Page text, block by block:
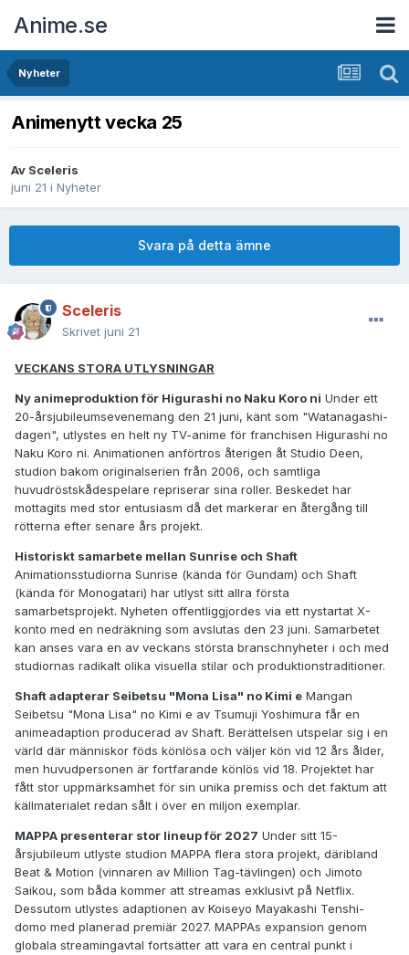
Anime.se
Nyheter
Animenytt vecka 25
Av Sceleris
juni 21 i Nyheter
Svara på detta ämne
Sceleris
Skrivet juni 21
VECKANS STORA UTLYSNINGAR
Ny animeproduktion för Higurashi no Naku Koro ni Under ett
20-årsjubileumsevenemang den 21 juni, känt som "Watanagashi-
dagen", utlystes en helt ny TV-anime för franchisen Higurashi no
Naku Koro ni. Animationen anförtros återigen åt Studio Deen,
studion bakom originalserien från 2006, och samtliga
huvudröstskådespelare repriserar sina roller. Beskedet har
mottagits med stor entusiasm då det markerar en återgång till
rötterna efter senare års projekt.
Historiskt samarbete mellan Sunrise och Shaft
Animationsstudiorna Sunrise (kända för Gundam) och Shaft
(kända för Monogatari) har utlyst sitt allra första
samarbetsprojekt. Nyheten offentliggjordes via ett nystartat X-
konto med en nedräkning som avslutas den 23 juni. Samarbetet
kan anses vara en av veckans största branschnyheter i och med
studiornas radikalt olika visuella stilar och produktionstraditioner.
Shaft adapterar Seibetsu "Mona Lisa" no Kimi e Mangan
Seibetsu "Mona Lisa" no Kimi e av Tsumuji Yoshimura får en
animeadaption producerad av Shaft. Berättelsen utspelar sig i en
värld där människor föds könlösa och väljer kön vid 12 års ålder,
men huvudpersonen är fortfarande könlös vid 18. Projektet har
fått stor uppmärksamhet för sin unika premiss och det faktum att
källmaterialet redan sålt i över en miljon exemplar.
MAPPA presenterar stor lineup för 2027 Under sitt 15-
årsjubileum utlyste studion MAPPA flera stora projekt, däribland
Beat & Motion (vinnaren av Million Tag-tävlingen) och Jimoto
Saikou, som båda kommer att streamas exklusivt på Netflix.
Dessutom utlystes adaptionen av Koiseyo Mayakashi Tenshi-
domo med planerad premiär 2027. MAPPAs expansion genom
globala streamingavtal fortsätter att vara en central punkt i